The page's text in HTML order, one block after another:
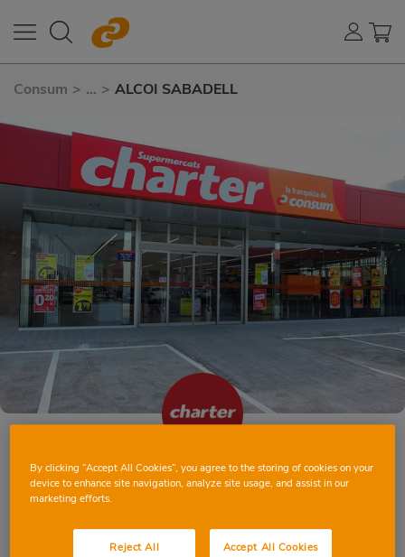
Consum > ... > ALCOI SABADELL
ALCOI SABADELL
C/ Sabadell, 22, 03804, ALCOI, ALICANTE
692086427
By clicking “Accept All Cookies”, you agree to the storing of cookies on your
device to enhance site navigation, analyze site usage, and assist in our
marketing efforts.
Reject All Accept All Cookies